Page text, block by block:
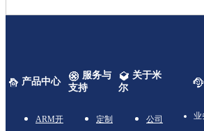
产品中心
服务与
支持
关于米
尔
ARM开 定制 公司 业